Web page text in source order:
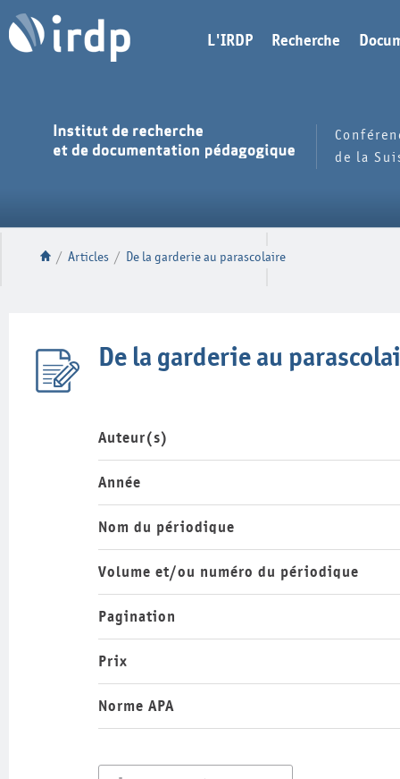
L'IRDP Recherche
de la
/ Articles / De la garderie au parascolaire
De la garderie au
Auteur(s)
Année
Nom du périodique
Volume et/ou numéro du périodique
Pagination
Prix
Norme APA